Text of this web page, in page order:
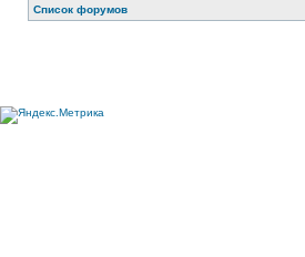
Список форумов